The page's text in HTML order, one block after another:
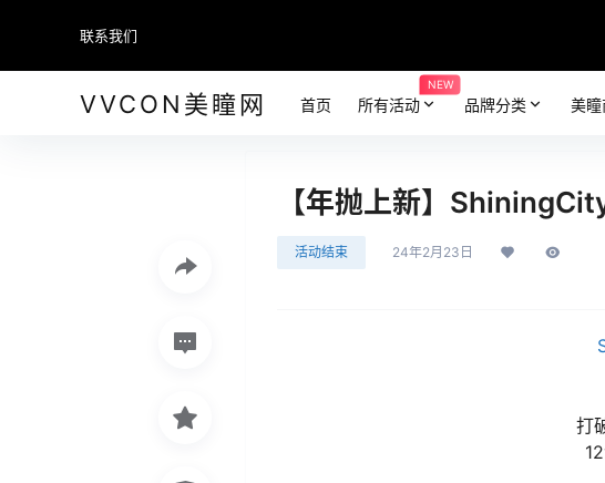
联系我们
VVCON美瞳网 首页 所有活动
NEW
品牌分类 美
【年抛上新】
活动结束 24年2月23日
打